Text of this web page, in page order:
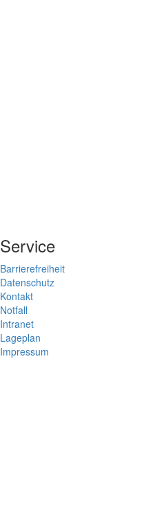
Service
Barrierefreiheit
Datenschutz
Kontakt
Notfall
Intranet
Lageplan
Impressum